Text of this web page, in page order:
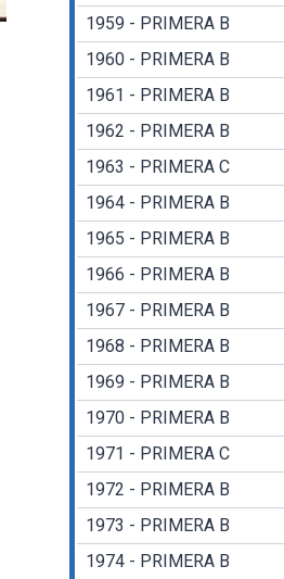
1959 - PRIMERA B
1960 - PRIMERA B
1961 - PRIMERA B
1962 - PRIMERA B
1963 - PRIMERA C
1964 - PRIMERA B
1965 - PRIMERA B
1966 - PRIMERA B
1967 - PRIMERA B
1968 - PRIMERA B
1969 - PRIMERA B
1970 - PRIMERA B
1971 - PRIMERA C
1972 - PRIMERA B
1973 - PRIMERA B
1974 - PRIMERA B